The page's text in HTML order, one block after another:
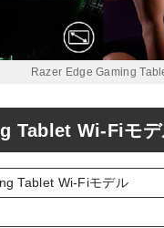
Razer Edge Gaming
Tablet Wi-Fiモ
Tablet Wi-Fiモデル